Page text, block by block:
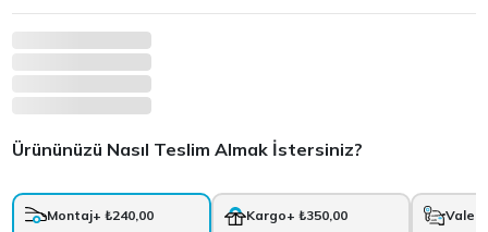
Ürününüzü Nasıl Teslim Almak İstersiniz?
Montaj+ ₺240,00
Kargo+ ₺350,00 Vale